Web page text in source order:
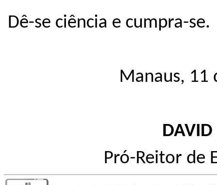
Dê-se ciência e cumpra-se.
Manaus, 11
DAVID
Pró-Reitor de